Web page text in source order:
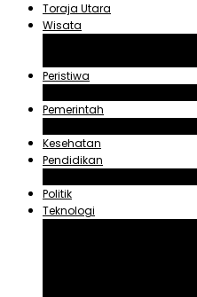
Toraja Utara
Wisata
Peristiwa
Pemerintah
Kesehatan
Pendidikan
Politik
Teknologi